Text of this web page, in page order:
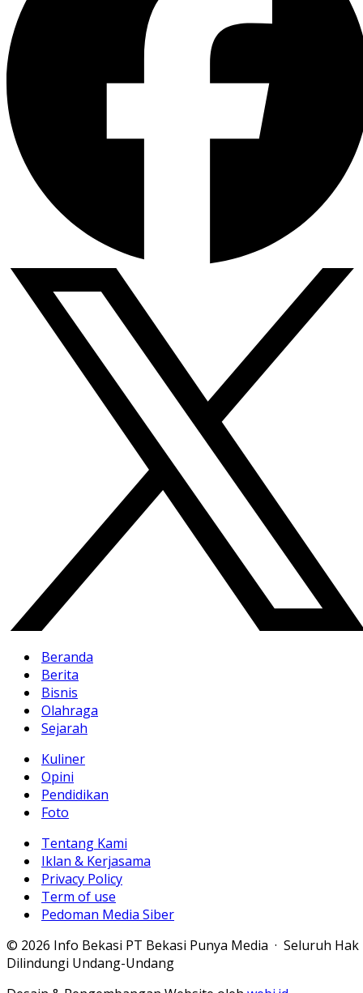
Beranda
Berita
Bisnis
Olahraga
Sejarah
Kuliner
Opini
Pendidikan
Foto
Tentang Kami
Iklan & Kerjasama
Privacy Policy
Term of use
Pedoman Media Siber
© 2026 Info Bekasi PT Bekasi Punya Media · Seluruh Hak
Dilindungi Undang-Undang